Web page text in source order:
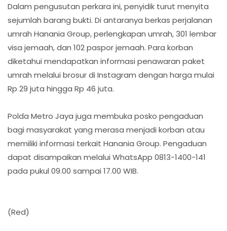
Dalam pengusutan perkara ini, penyidik turut menyita
sejumlah barang bukti. Di antaranya berkas perjalanan
umrah Hanania Group, perlengkapan umrah, 301 lembar
visa jemaah, dan 102 paspor jemaah. Para korban
diketahui mendapatkan informasi penawaran paket
umrah melalui brosur di Instagram dengan harga mulai
Rp 29 juta hingga Rp 46 juta.
Polda Metro Jaya juga membuka posko pengaduan
bagi masyarakat yang merasa menjadi korban atau
memiliki informasi terkait Hanania Group. Pengaduan
dapat disampaikan melalui WhatsApp 0813-1400-141
pada pukul 09.00 sampai 17.00 WIB.
(Red)